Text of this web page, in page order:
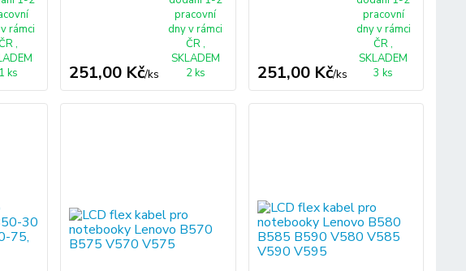
rámci
,
1 ks
251,00 Kč/ks
pracovní
dny v rámci
ČR ,
SKLADEM
2 ks
251,00 Kč/ks
pracovní
dny v rámci
ČR ,
SKLADEM
3 ks